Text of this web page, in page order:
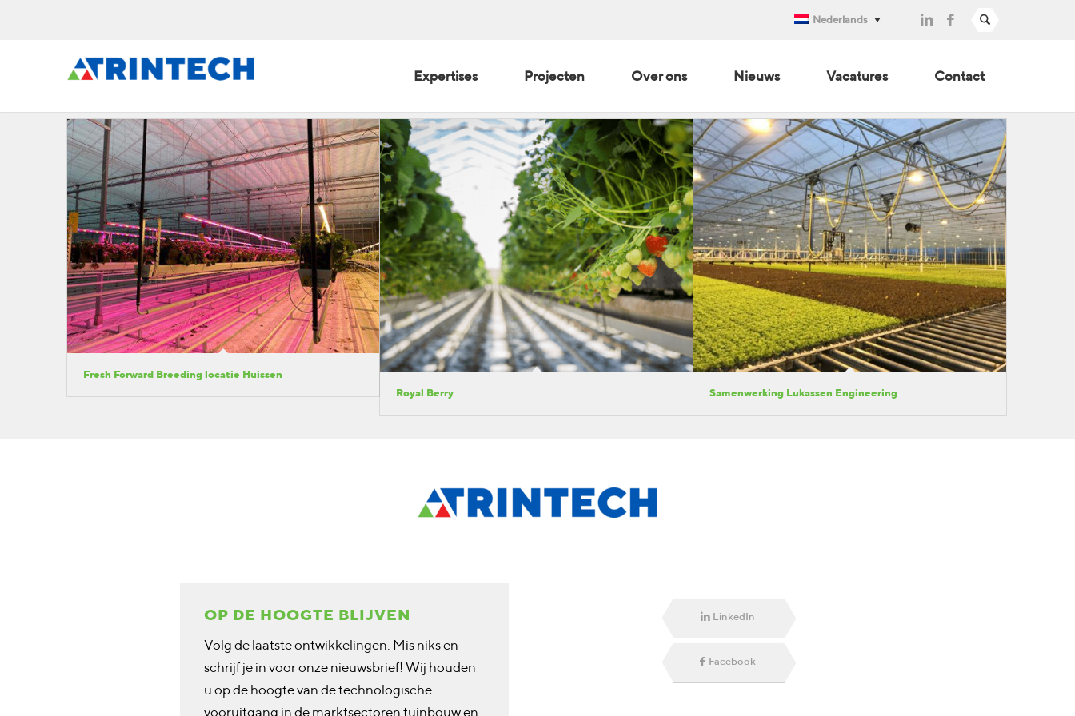
Nederlands
Expertises Projecten Over ons Nieuws Vacatures Contact
Fresh Forward Breeding locatie Huissen
Royal Berry
Samenwerking Lukassen Engineering
OP DE HOOGTE BLIJVEN
Volg de laatste ontwikkelingen. Mis niks en
schrijf je in voor onze nieuwsbrief! Wij houden
u op de hoogte van de technologische
vooruitgang in de marktsectoren tuinbouw en
LinkedIn
Facebook